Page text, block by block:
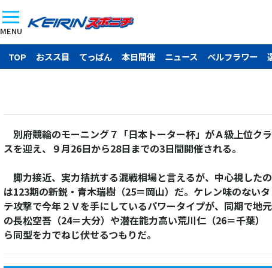
MENU
TOP おスス目 てっぱん 本日開催 ニュース ベルフラワー
別府競輪のモーニング７「日本トーター杯」がＡ級上位クラ
スを迎え、９月26日から28日までの3日間開催される。
脚力接近、実力拮抗する混戦相場と言えるが、中心視したの
は123期の新鋭・青木瑞樹（25＝岡山）だ。ケレン味のないタ
テ攻撃で今年２Ｖを手にしているパワータイプが、同期で地元
の長松空吾（24＝大分）や潜在能力高い荒川仁（26＝千葉）
ら同型を力でねじ伏せるつもりだ。